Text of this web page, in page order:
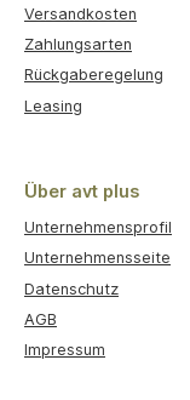
Versandkosten
Zahlungsarten
Rückgaberegelung
Leasing
Über avt plus
Unternehmensprofil
Unternehmensseite
Datenschutz
AGB
Impressum